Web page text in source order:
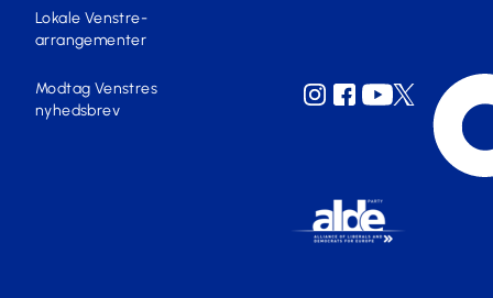
Lokale Venstre-
arrangementer
Modtag Venstres
nyhedsbrev